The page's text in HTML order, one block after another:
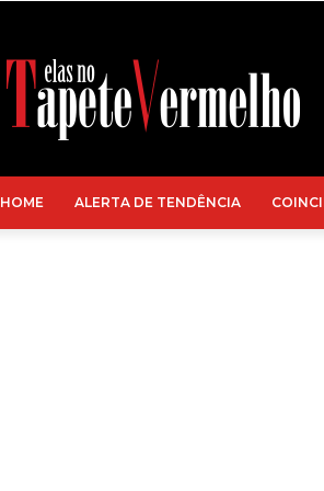
HOME ALERTA DE TENDÊNCIA